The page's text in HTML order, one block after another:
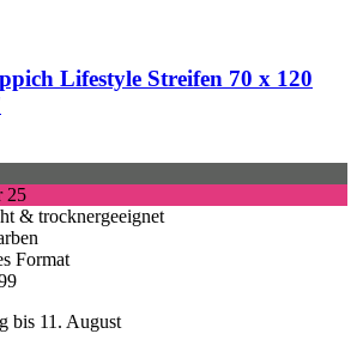
Lifestyle Streifen 70 x 120
25
& trocknergeeignet
Format
bis 11. August